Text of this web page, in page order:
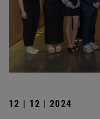
12 | 12 | 2024